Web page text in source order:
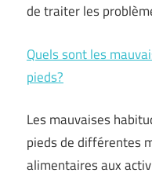
de traiter les
Quels sont les
pieds?
Les mauvaises
pieds de différentes
alimentaires aux